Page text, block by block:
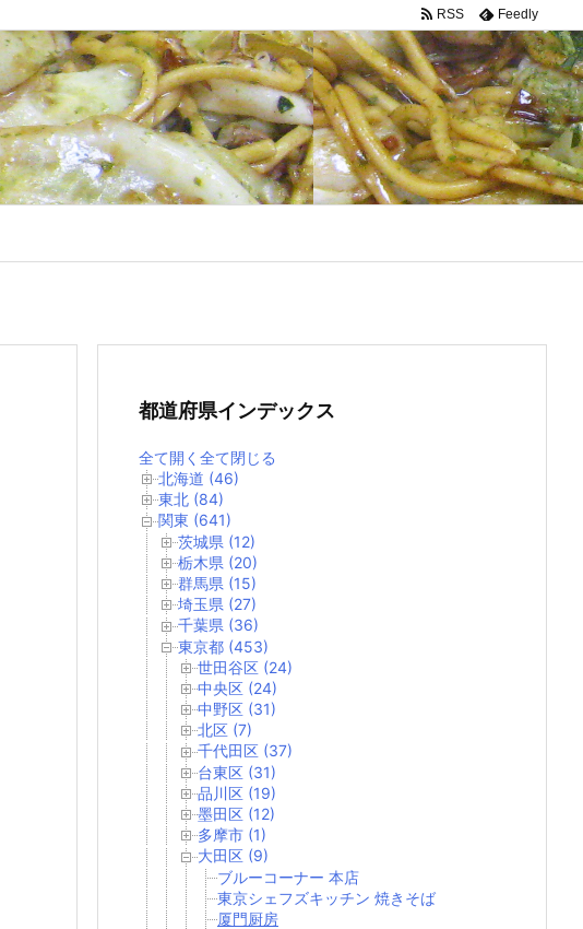
RSS Feedly
都道府県インデックス
全て開く 全て閉じる
北海道 (46)
東北 (84)
関東 (641)
茨城県 (12)
栃木県 (20)
群馬県 (15)
埼玉県 (27)
千葉県 (36)
東京都 (453)
世田谷区 (24)
中央区 (24)
中野区 (31)
北区 (7)
千代田区 (37)
台東区 (31)
品川区 (19)
墨田区 (12)
多摩市 (1)
大田区 (9)
ブルーコーナー 本店
東京シェフズキッチン 焼きそば
厦門厨房